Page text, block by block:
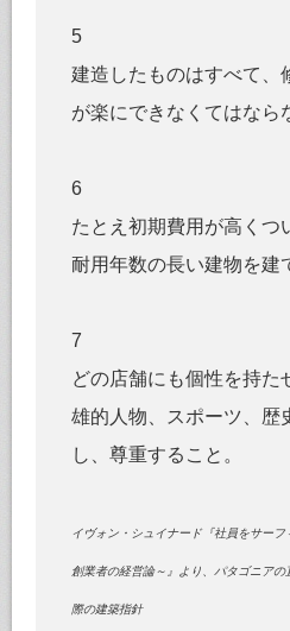
5
建造したものはすべて、
が楽にできなくてはなら
6
たとえ初期費用が高くつ
耐用年数の長い建物を建
7
どの店舗にも個性を持た
雄的人物、スポーツ、歴
し、尊重すること。
イヴォン・シュイナード『社員をサー
創業者の経営論～』より、パタゴニア
際の建築指針